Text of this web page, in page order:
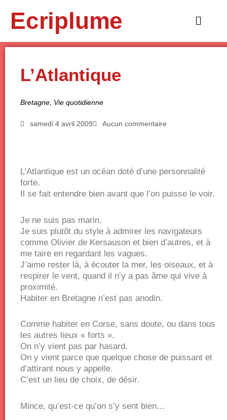
contenuEcriplume
Main
L’Atlantique
Bretagne, Vie quotidienne
samedi 4 avril 2009 Aucun commentaire
L’Atlantique est un océan doté d’une personnalité
forte.
Il se fait entendre bien avant que l’on puisse le voir.
Je ne suis pas marin.
Je suis plutôt du style à admirer les navigateurs
comme Olivier de Kersauson et bien d’autres, et à
me taire en regardant les vagues.
J’aime rester là, à écouter la mer, les oiseaux, et à
respirer le vent, quand il n’y a pas âme qui vive à
proximité.
Habiter en Bretagne n’est pas anodin.
Comme habiter en Corse, sans doute, ou dans tous
les autres lieux « forts ».
On n’y vient pas par hasard.
On y vient parce que quelque chose de puissant et
d’attirant nous y appelle.
C’est un lieu de choix, de désir.
Mince, qu’est-ce qu’on s’y sent bien…